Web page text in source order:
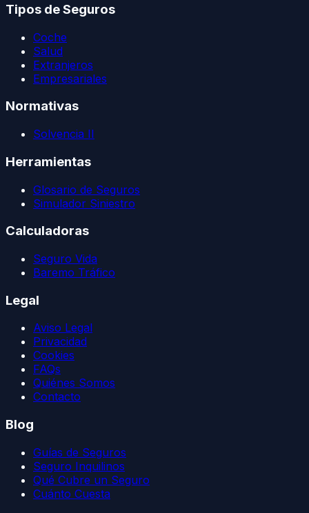
Tipos de Seguros
Coche
Salud
Extranjeros
Empresariales
Normativas
Solvencia II
Herramientas
Glosario de Seguros
Simulador Siniestro
Calculadoras
Seguro Vida
Baremo Tráfico
Legal
Aviso Legal
Privacidad
Cookies
FAQs
Quiénes Somos
Contacto
Blog
Guías de Seguros
Seguro Inquilinos
Qué Cubre un Seguro
Cuánto Cuesta